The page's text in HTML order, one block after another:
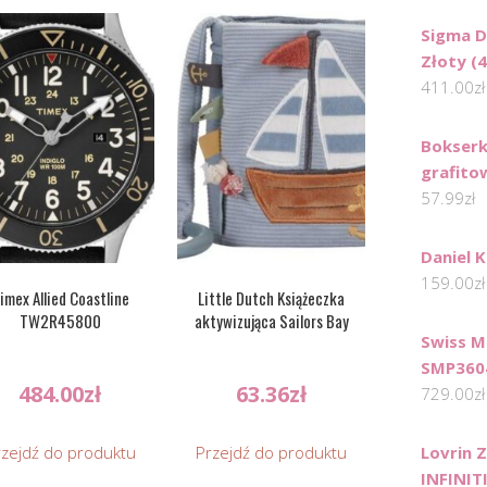
Allied Coastline
TW2R45800
484.00zł
do produktu
Little Dutch Książeczka
aktywizująca Sailors Bay
63.36zł
Przejdź do produktu
Sigma
Złoty
411.00zł
57.99zł
Daniel
159.00zł
Swiss
729.00zł
Lovrin